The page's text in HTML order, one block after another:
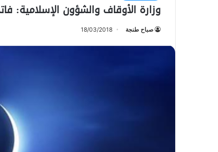
وزارة الأوقاف والشؤون الإسلامية: فاتح
صباح طنجة 18/03/2018